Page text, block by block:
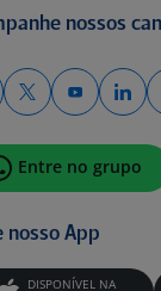
nossos
Entre no grupo
nosso App
DISPONÍVEL NA